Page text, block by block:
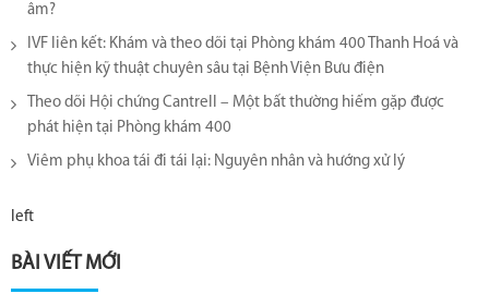
âm?
IVF liên kết: Khám và theo dõi tại Phòng khám 400 Thanh Hoá và
thực hiện kỹ thuật chuyên sâu tại Bệnh Viện Bưu điện
Theo dõi Hội chứng Cantrell – Một bất thường hiếm gặp được
phát hiện tại Phòng khám 400
Viêm phụ khoa tái đi tái lại​: Nguyên nhân và hướng xử lý
left
BÀI VIẾT MỚI